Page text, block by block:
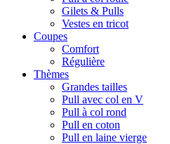
Gilets & Pulls
Vestes en tricot
Coupes
Comfort
Régulière
Thèmes
Grandes tailles
Pull avec col en V
Pull à col rond
Pull en coton
Pull en laine vierge